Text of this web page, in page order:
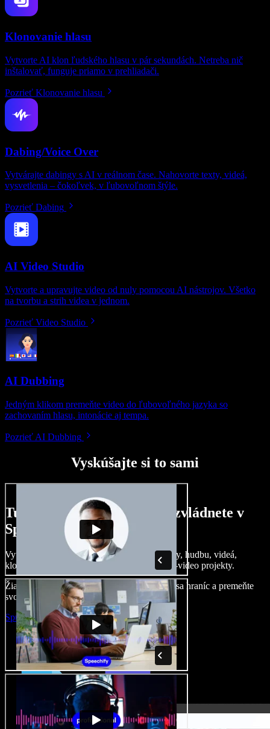
Klonovanie hlasu
Vytvorte AI klon ľudského hlasu v pár sekundách. Netreba nič
inštalovať, funguje priamo v prehliadači.
Pozrieť Klonovanie hlasu
Dabing/Voice Over
Vytvárajte dabingy s AI v reálnom čase. Nahovorte texty, videá,
vysvetlenia – čokoľvek, v ľubovoľnom štýle.
Pozrieť Dabing
AI Video Studio
Vytvorte a upravujte video od nuly pomocou AI nástrojov. Všetko
na tvorbu a strih videa v jednom.
Pozrieť Video Studio
AI Dubbing
Jedným klikom premeňte video do ľubovoľného jazyka so
zachovaním hlasu, intonácie aj tempa.
Pozrieť AI Dubbing
Vyskúšajte si to sami
Tu je malá ukážka toho, čo zvládnete v
Speechify Studio.
Vytvárajte dabingy, pridajte bezplatné obrázky, hudbu, videá,
klonujte svoj hlas – postavíte pôsobivé audio-video projekty.
Žiadne učenie, všetko v prehliadači – zbavte sa hraníc a premeňte
svoje nápady na realitu.
Spustiť Studio